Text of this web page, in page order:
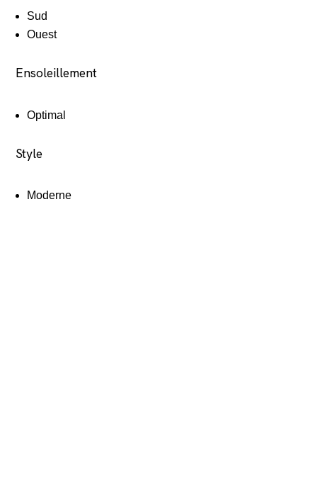
Sud
Ouest
Ensoleillement
Optimal
Style
Moderne